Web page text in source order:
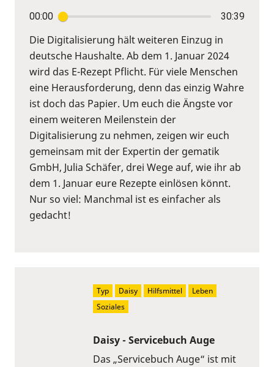
00:00 30:39
Die Digitalisierung hält weiteren Einzug in
deutsche Haushalte. Ab dem 1. Januar 2024
wird das E-Rezept Pflicht. Für viele Menschen
eine Herausforderung, denn das einzig Wahre
ist doch das Papier. Um euch die Ängste vor
einem weiteren Meilenstein der
Digitalisierung zu nehmen, zeigen wir euch
gemeinsam mit der Expertin der gematik
GmbH, Julia Schäfer, drei Wege auf, wie ihr ab
dem 1. Januar eure Rezepte einlösen könnt.
Nur so viel: Manchmal ist es einfacher als
gedacht!
Daisy - Servicebuch Auge
Das „Servicebuch Auge“ ist mit
Typ Daisy Hilfsmittel
Leben
Soziales